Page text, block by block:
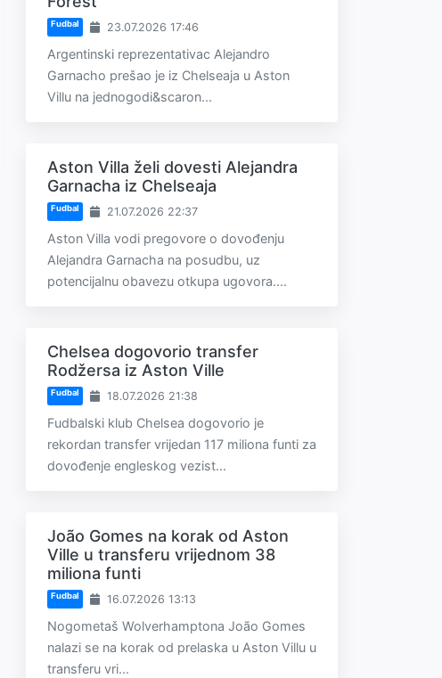
Fudbal 23.07.2026 17:46
Argentinski reprezentativac Alejandro
Garnacho prešao je iz Chelseaja u Aston
Villu na jednogodi&scaron...
Aston Villa želi dovesti Alejandra
Garnacha iz Chelseaja
Fudbal 21.07.2026 22:37
Aston Villa vodi pregovore o dovođenju
Alejandra Garnacha na posudbu, uz
potencijalnu obavezu otkupa ugovora....
Chelsea dogovorio transfer
Rodžersa iz Aston Ville
Fudbal 18.07.2026 21:38
Fudbalski klub Chelsea dogovorio je
rekordan transfer vrijedan 117 miliona funti za
dovođenje engleskog vezist...
João Gomes na korak od Aston
Ville u transferu vrijednom 38
miliona funti
Fudbal 16.07.2026 13:13
Nogometaš Wolverhamptona João Gomes
nalazi se na korak od prelaska u Aston Villu u
transferu vri...